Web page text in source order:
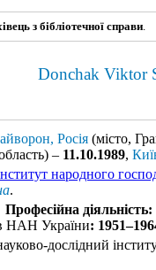
з бібліотечної справи.
Donchak Viktor
Росія (місто,
– 11.10.1989,
народного
.
Професійна діяльність:
НАН України:
дослідний